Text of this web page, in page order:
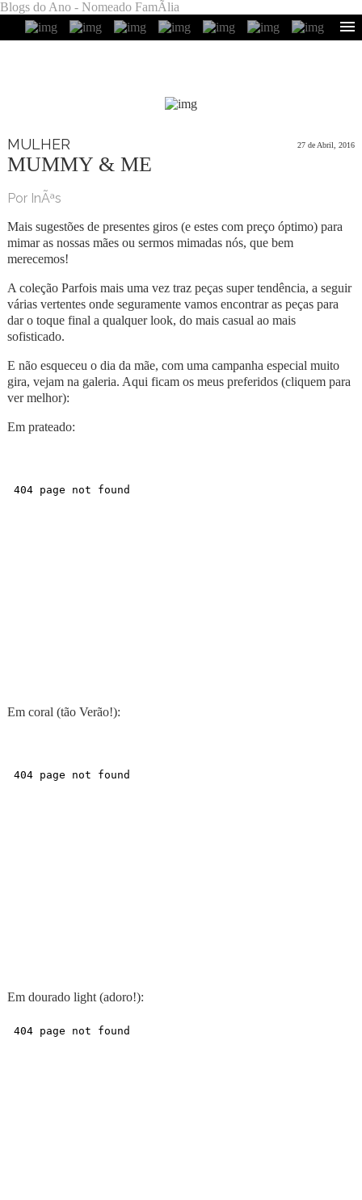
Blogs do Ano - Nomeado FamÃ­lia
MULHER 27 de Abril, 2016
MUMMY & ME
Por InÃªs
Mais sugestões de presentes giros (e estes com preço óptimo) para
mimar as nossas mães ou sermos mimadas nós, que bem
merecemos!
A coleção Parfois mais uma vez traz peças super tendência, a seguir
várias vertentes onde seguramente vamos encontrar as peças para
dar o toque final a qualquer look, do mais casual ao mais
sofisticado.
E não esqueceu o dia da mãe, com uma campanha especial muito
gira, vejam na galeria. Aqui ficam os meus preferidos (cliquem para
ver melhor):
Em prateado:
Em coral (tão Verão!):
Em dourado light (adoro!):